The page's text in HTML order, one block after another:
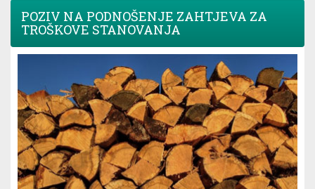
POZIV NA PODNOŠENJE ZAHTJEVA ZA
TROŠKOVE STANOVANJA